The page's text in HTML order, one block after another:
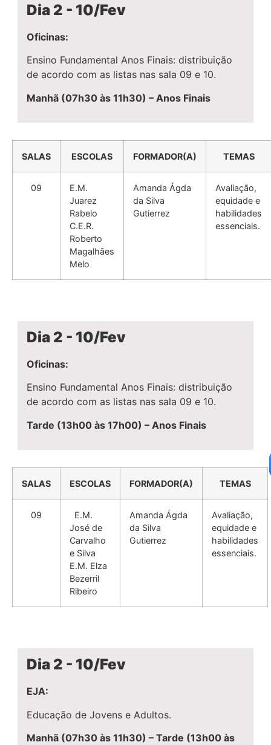
Dia 2 - 10/Fev
Oficinas:
Ensino Fundamental Anos Finais: distribuição
de acordo com as listas nas sala 09 e 10.
Manhã (07h30 às 11h30) – Anos Finais
SALAS ESCOLAS FORMADOR(A) TEMAS
09
E.M.
Juarez
Rabelo
C.E.R.
Roberto
Magalhães
Melo
Amanda Ágda
da Silva
Gutierrez
Avaliação,
equidade e
habilidades
essenciais.
Dia 2 - 10/Fev
Oficinas:
Ensino Fundamental Anos Finais: distribuição
de acordo com as listas nas sala 09 e 10.
Tarde (13h00 às 17h00) – Anos Finais
SALAS ESCOLAS FORMADOR(A) TEMAS
09
E.M.
José de
Carvalho
e Silva
E.M. Elza
Bezerril
Ribeiro
Amanda Ágda
da Silva
Gutierrez
Avaliação,
equidade e
habilidades
essenciais.
Dia 2 - 10/Fev
EJA:
Educação de Jovens e Adultos.
Manhã (07h30 às 11h30) – Tarde (13h00 às